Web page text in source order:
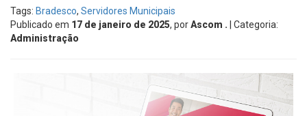
Tags: Bradesco, Servidores Municipais
Publicado em 17 de janeiro de 2025, porAscom . | Categoria:
Administração